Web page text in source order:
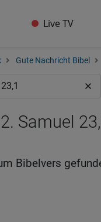
Live TV
Gute Nachricht Bibel
Samuel
Bibelvers